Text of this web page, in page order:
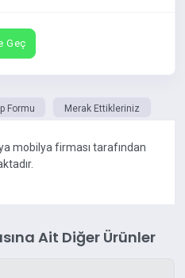
Geç
Formu Merak Ettikleriniz
mobilya firması tarafından
Ait Diğer Ürünler